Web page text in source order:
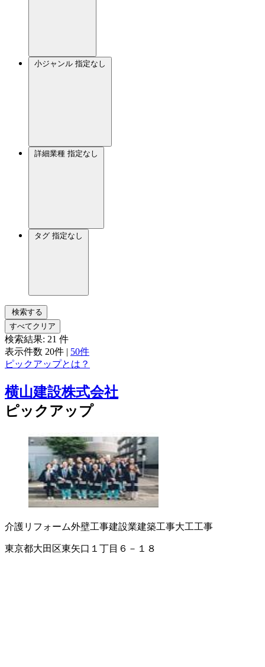
小ジャンル 指定なし
詳細業種 指定なし
タグ 指定なし
検索する
すべてクリア
検索結果: 21 件
表示件数 20件 | 50件
ピックアップとは？
横山建設株式会社
ピックアップ
介護リフォーム外壁工事建設業建築工事大工工事
東京都大田区東矢口１丁目６－１８